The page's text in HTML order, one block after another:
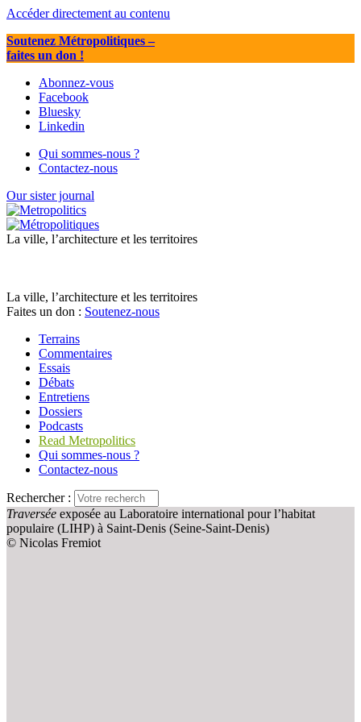
Accéder directement au contenu
Soutenez Métropolitiques–
faites un don !
Abonnez-vous
Facebook
Bluesky
Linkedin
Qui sommes-nous ?
Contactez-nous
Our sister journal
La ville, l’architecture et les territoires
La ville, l’architecture et les territoires
Faites un don : Soutenez-nous
Terrains
Commentaires
Essais
Débats
Entretiens
Dossiers
Podcasts
Read Metropolitics
Qui sommes-nous ?
Contactez-nous
Rechercher :
Traversée exposée au Laboratoire international pour l’habitat
populaire (LIHP) à Saint-Denis (Seine-Saint-Denis)
© Nicolas Fremiot